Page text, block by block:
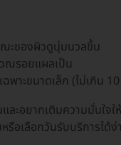
ะของผิวดูนุ่มนวลขึ้น
ณรอยแผลเป็น
พาะขนาดเล็ก (ไม่เกิน
อยากเติมความมั่นใจใ
รือเลือกวันรับบริการไ